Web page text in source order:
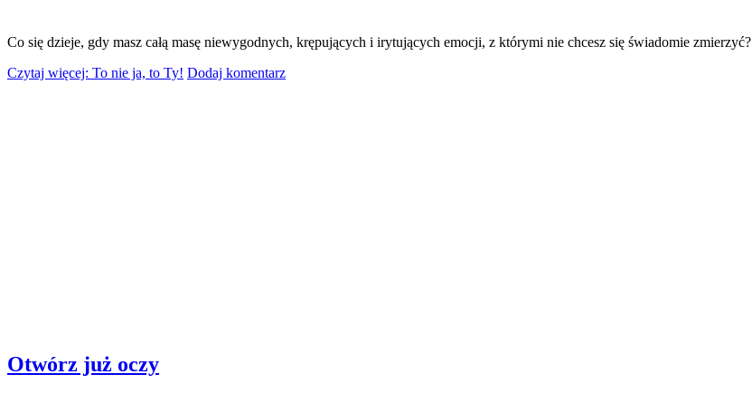
Co się dzieje, gdy masz całą masę niewygodnych, krępujących i irytujących emocji, z którymi nie chcesz się świadomie zmierzyć?
Czytaj więcej: To nie ja, to Ty! Dodaj komentarz
Otwórz już oczy